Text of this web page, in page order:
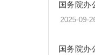
国务院办
2025-09-
国务院办